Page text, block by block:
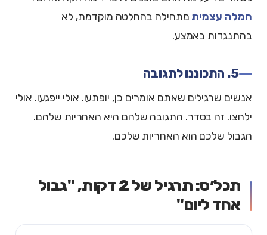
חמלה עצמית מתחילה בהחלטה מוקדמת, לא
בהתנגדות באמצע.
5. התכוננו לתגובה
אנשים שרגילים שאתם אומרים כן, יופתעו. אולי ייפגעו. אולי
ילחצו. זה בסדר. התגובה שלהם היא האחריות שלהם.
הגבול שלכם הוא האחריות שלכם.
תכל׳ס: תרגיל של 2 דקות, "גבול
אחד ליום"